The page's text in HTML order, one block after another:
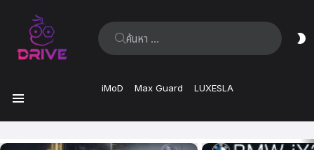
ค้นหา:
iMoD Max Guard LUXESLA